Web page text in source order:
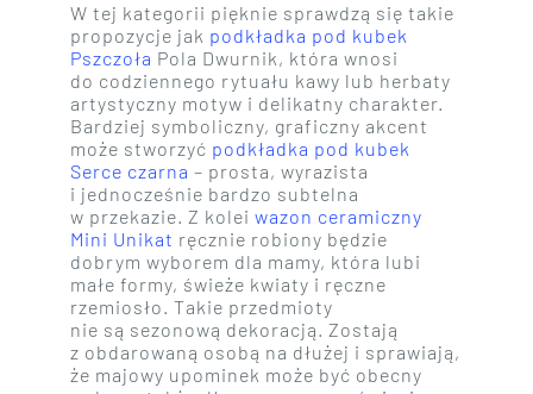
W tej kategorii pięknie sprawdzą się takie
propozycje jak podkładka pod kubek
Pszczoła Pola Dwurnik, która wnosi
do codziennego rytuału kawy lub herbaty
artystyczny motyw i delikatny charakter.
Bardziej symboliczny, graficzny akcent
może stworzyć podkładka pod kubek
Serce czarna – prosta, wyrazista
i jednocześnie bardzo subtelna
w przekazie. Z koleiwazon ceramiczny
Mini Unikat ręcznie robiony będzie
dobrym wyborem dla mamy, która lubi
małe formy, świeże kwiaty i ręczne
rzemiosło. Takie przedmioty
nie są sezonową dekoracją. Zostają
z obdarowaną osobą na dłużej i sprawiają,
że majowy upominek może być obecny